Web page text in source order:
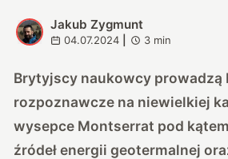
J
Jakub Zygmunt
04.07.2024 3 min
Brytyjscy naukowcy prowadzą
rozpoznawcze na niewielkiej
wysepce Montserrat pod
źródeł energii geotermalnej